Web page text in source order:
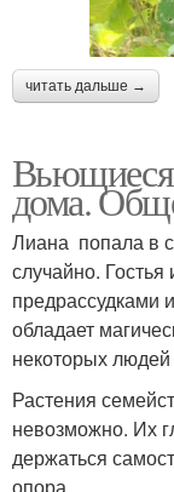
читать дальше →
Вьющиеся
дома.
Лиана попала в
случайно. Гостья
предрассудками
обладает
некоторых
Растения
невозможно. Их
держаться